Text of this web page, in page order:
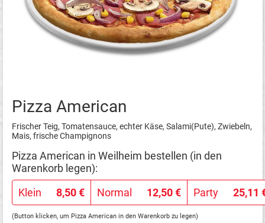
Pizza American
Frischer Teig, Tomatensauce, echter Käse, Salami(Pute), Zwiebeln,
Mais, frische Champignons
Pizza American in Weilheim bestellen (in den
Warenkorb legen):
Klein
8,50 € Normal 12,50 € Party 25,11
(Button klicken, um Pizza American in den Warenkorb zu legen)